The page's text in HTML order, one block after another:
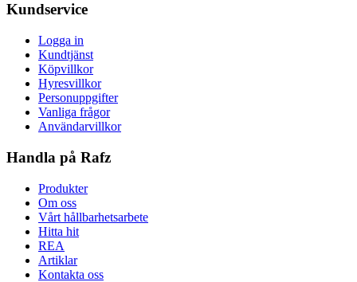
Kundservice
Logga in
Kundtjänst
Köpvillkor
Hyresvillkor
Personuppgifter
Vanliga frågor
Användarvillkor
Handla på Rafz
Produkter
Om oss
Vårt hållbarhetsarbete
Hitta hit
REA
Artiklar
Kontakta oss